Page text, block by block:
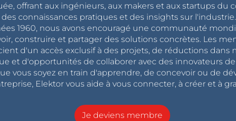
offrant aux ingénieurs, aux makers et aux startups du
connaissances pratiques et des insights sur
1960, nous avons encouragé une communauté
construire et partager des solutions concrètes. Les
d'un accès exclusif à des projets, de réductions dans
et d'opportunités de collaborer avec des innovateurs
vous soyez en train d'apprendre, de concevoir ou de
Elektor vous aide à vous connecter, à créer et à
Je deviens membre